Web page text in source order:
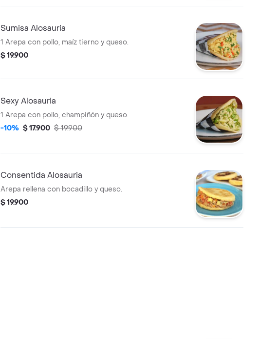
Sumisa Alosauria
1 Arepa con pollo, maíz tierno y queso.
$ 19.900
Sexy Alosauria
1 Arepa con pollo, champiñón y queso.
-10% $ 17.900 $ 19.900
Consentida Alosauria
Arepa rellena con bocadillo y queso.
$ 19.900